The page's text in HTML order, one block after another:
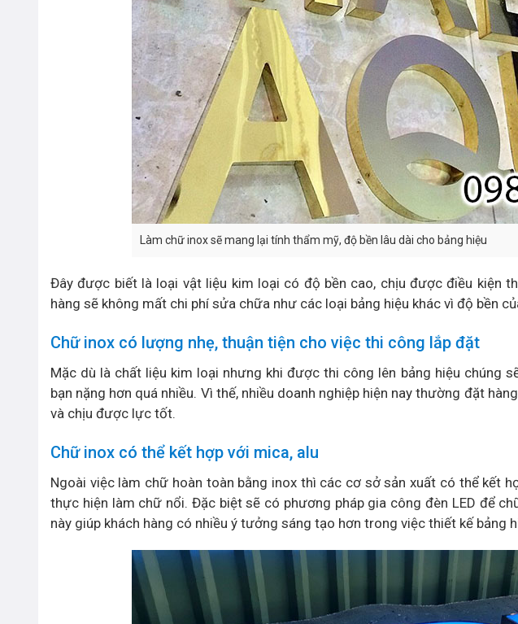
Làm chữ inox sẽ mang lại tính thẩm mỹ, độ bền lâu dài cho bảng hiệu
Đây được biết là loại vật liệu kim loại có độ bền cao, chịu được điều kiện
hàng sẽ không mất chi phí sửa chữa như các loại bảng hiệu khác vì độ bền
Chữ inox có lượng nhẹ, thuận tiện cho việc thi công lắp đặt
Mặc dù là chất liệu kim loại nhưng khi được thi công lên bảng hiệu chúng
bạn nặng hơn quá nhiều. Vì thế, nhiều doanh nghiệp hiện nay thường đặt
và chịu được lực tốt.
Chữ inox có thể kết hợp với mica, alu
Ngoài việc làm chữ hoàn toàn bằng inox thì các cơ sở sản xuất có thể kết
thực hiện làm chữ nổi. Đặc biệt sẽ có phương pháp gia công đèn LED để
này giúp khách hàng có nhiều ý tưởng sáng tạo hơn trong việc thiết kế bảng